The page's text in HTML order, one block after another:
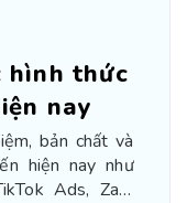
hình thức
nay
bản chất và
hiện nay như
Ads, Zalo